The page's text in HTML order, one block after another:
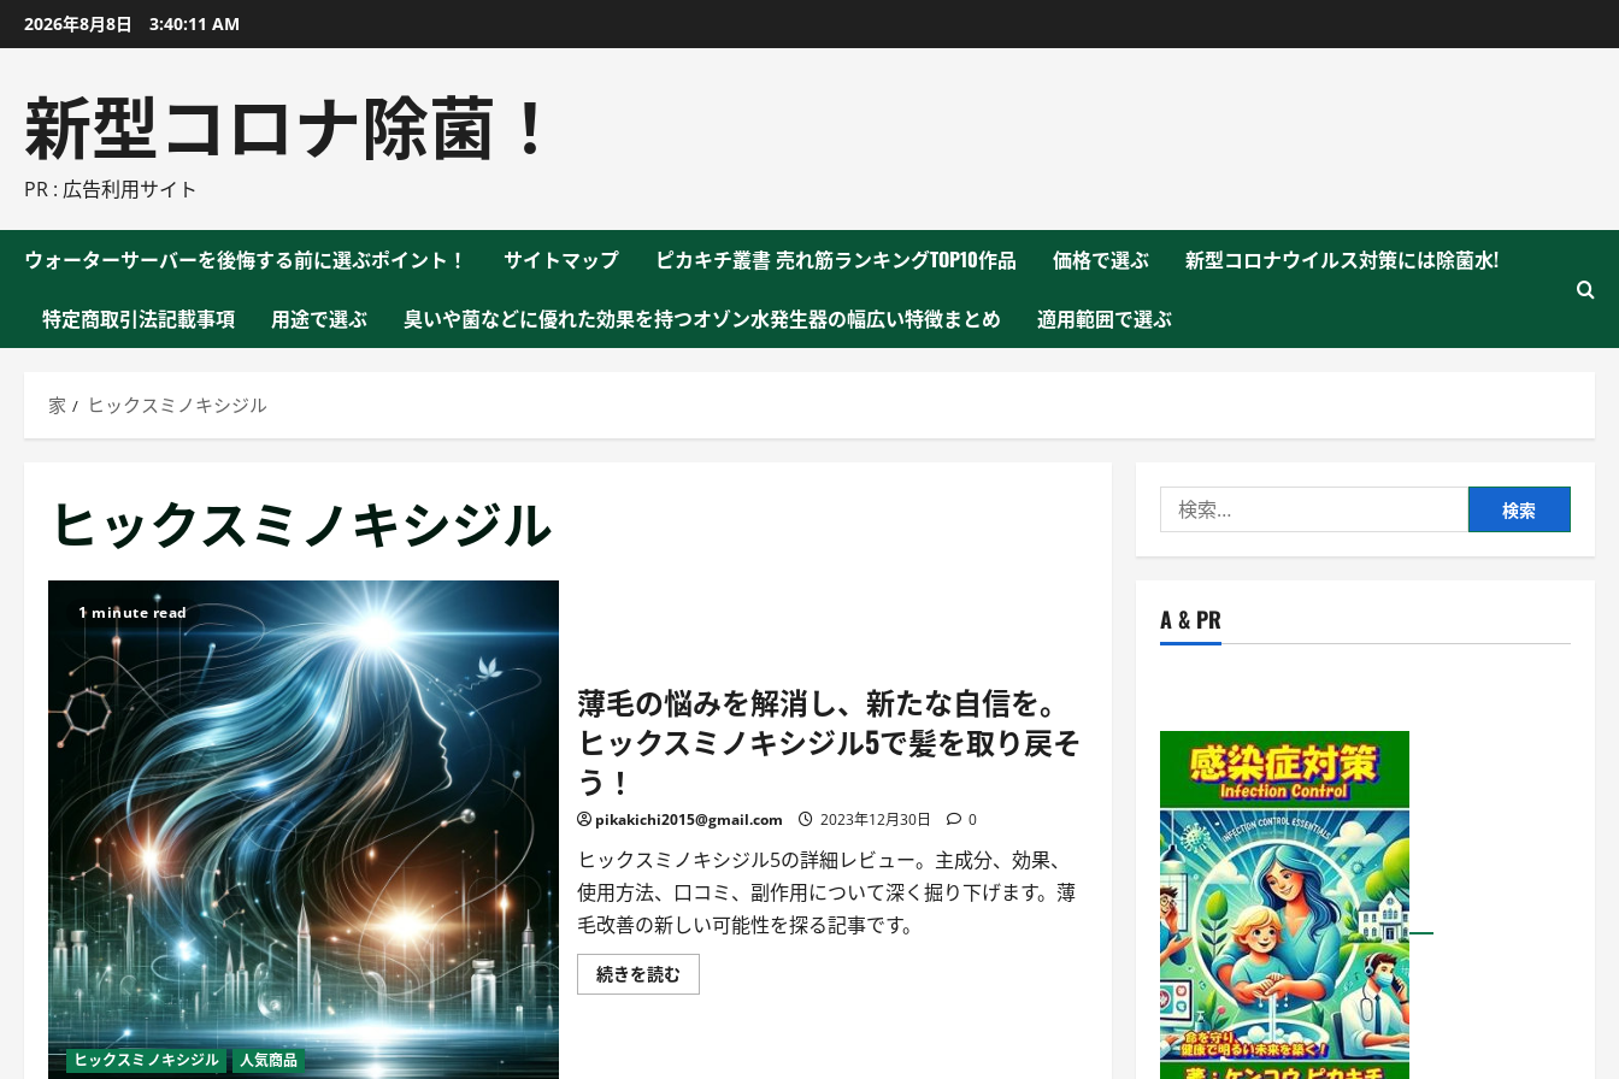
ン
2026年8月8日 3:40:12 AM
新型コロナ除菌！
PR : 広告利用サイト
ウォーターサーバーを後悔する前に選ぶポイント！ サイトマップ ピカキチ叢書 売れ筋ランキングTOP10作品 価格で選ぶ 新型コロナウイルス対策には除菌水!
特定商取引法記載事項 用途で選ぶ 臭いや菌などに優れた効果を持つオゾン水発生器の幅広い特徴まとめ 適用範囲で選ぶ
家 ヒックスミノキシジル
ヒックスミノキシジル
1 minute read
ヒックスミノキシジル 人気商品
薄毛の悩みを解消し、新たな自信を。
ヒックスミノキシジル5で髪を取り戻そ
う！
pikakichi2015@gmail.com 2023年12月30日 0
ヒックスミノキシジル5の詳細レビュー。主成分、効果、
使用方法、口コミ、副作用について深く掘り下げます。薄
毛改善の新しい可能性を探る記事です。
続きを読む薄
毛
索:
A & PR